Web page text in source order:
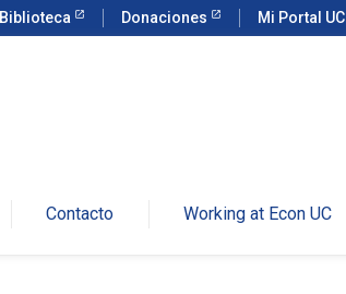
Biblioteca Donaciones Mi Portal UC
Contacto Working at Econ UC